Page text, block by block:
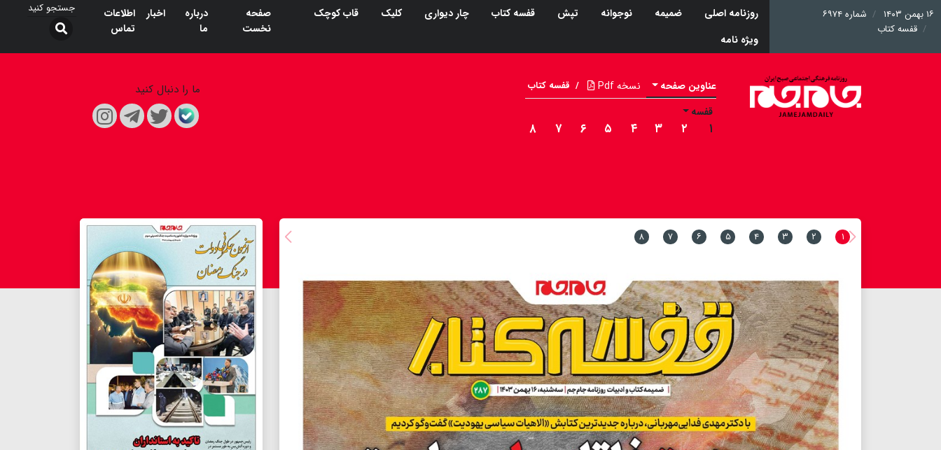
۱۶ بهمن ۱۴۰۳
شماره ۶۹۷۴
قفسه کتاب
روزنامه اصلی ضمیمه نوجوانه تپش قفسه کتاب چار دیواری کلیک
قاب کوچک
ویژه نامه
صفحه
نخست
درباره
ما
اخبار
اطلاعات
تماس
عناوین صفحه نسخه Pdf / قفسه کتاب
قفسه
۱ ۲ ۳ ۴ ۵ ۶ ۷ ۸
ما را دنبال کنید
۱ ۲ ۳ ۴ ۵ ۶ ۷ ۸